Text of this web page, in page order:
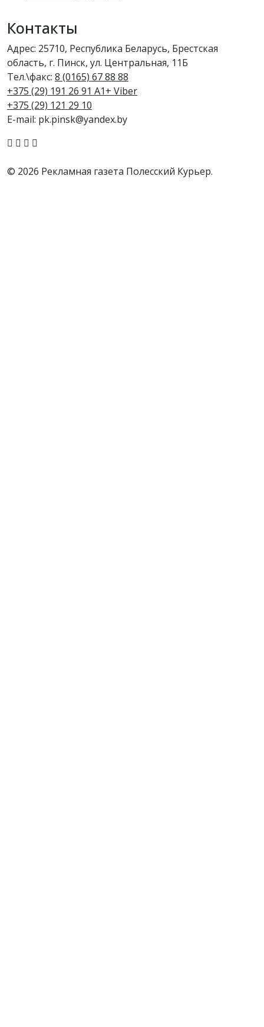
Контакты
Адрес: 25710, Республика Беларусь, Брестская
область, г. Пинск, ул. Центральная, 11Б
Тел.\факс: 8 (0165) 67 88 88
+375 (29) 191 26 91 A1+ Viber
+375 (29) 121 29 10
E-mail: pk.pinsk@yandex.by
© 2026 Рекламная газета Полесский Курьер.